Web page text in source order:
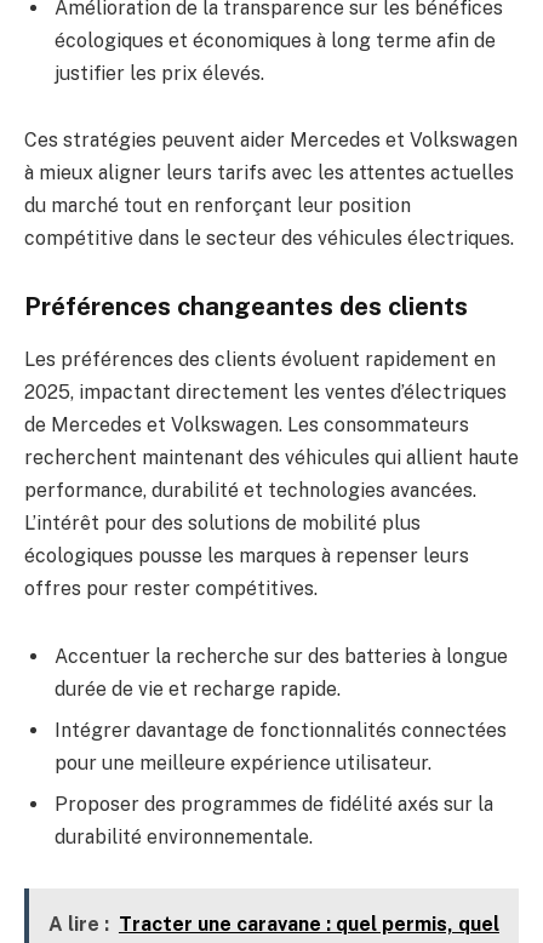
Amélioration de la transparence sur les bénéfices
écologiques et économiques à long terme afin de
justifier les prix élevés.
Ces stratégies peuvent aider Mercedes et Volkswagen
à mieux aligner leurs tarifs avec les attentes actuelles
du marché tout en renforçant leur position
compétitive dans le secteur des véhicules électriques.
Préférences changeantes des clients
Les préférences des clients évoluent rapidement en
2025, impactant directement les ventes d’électriques
de Mercedes et Volkswagen. Les consommateurs
recherchent maintenant des véhicules qui allient haute
performance, durabilité et technologies avancées.
L’intérêt pour des solutions de mobilité plus
écologiques pousse les marques à repenser leurs
offres pour rester compétitives.
Accentuer la recherche sur des batteries à longue
durée de vie et recharge rapide.
Intégrer davantage de fonctionnalités connectées
pour une meilleure expérience utilisateur.
Proposer des programmes de fidélité axés sur la
durabilité environnementale.
A lire : Tracter une caravane : quel permis, quel